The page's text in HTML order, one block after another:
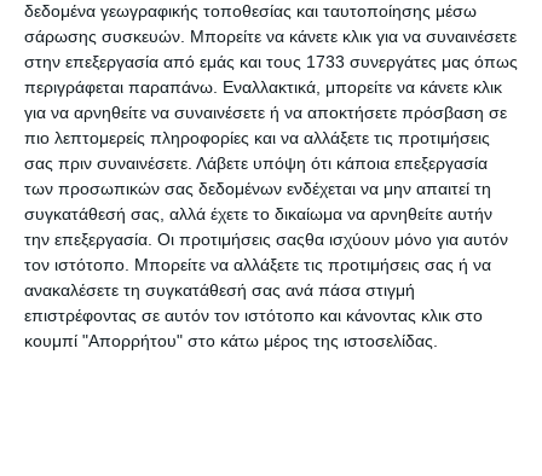
δεδομένα γεωγραφικής τοποθεσίας και ταυτοποίησης μέσω
σάρωσης συσκευών. Μπορείτε να κάνετε κλικ για να συναινέσετε
στην επεξεργασία από εμάς και τους 1733 συνεργάτες μας όπως
περιγράφεται παραπάνω. Εναλλακτικά, μπορείτε να κάνετε κλικ
για να αρνηθείτε να συναινέσετε ή να αποκτήσετε πρόσβαση σε
πιο λεπτομερείς πληροφορίες και να αλλάξετε τις προτιμήσεις
σας πριν συναινέσετε. Λάβετε υπόψη ότι κάποια επεξεργασία
των προσωπικών σας δεδομένων ενδέχεται να μην απαιτεί τη
συγκατάθεσή σας, αλλά έχετε το δικαίωμα να αρνηθείτε αυτήν
την επεξεργασία. Οι προτιμήσεις σαςθα ισχύουν μόνο για αυτόν
τον ιστότοπο. Μπορείτε να αλλάξετε τις προτιμήσεις σας ή να
ανακαλέσετε τη συγκατάθεσή σας ανά πάσα στιγμή
επιστρέφοντας σε αυτόν τον ιστότοπο και κάνοντας κλικ στο
κουμπί "Απορρήτου" στο κάτω μέρος της ιστοσελίδας.
3 Απριλίου 2025
Όταν Μπορείς, Κάνεις. Αν Δεν Μπορείς,
Διδάσκεις …